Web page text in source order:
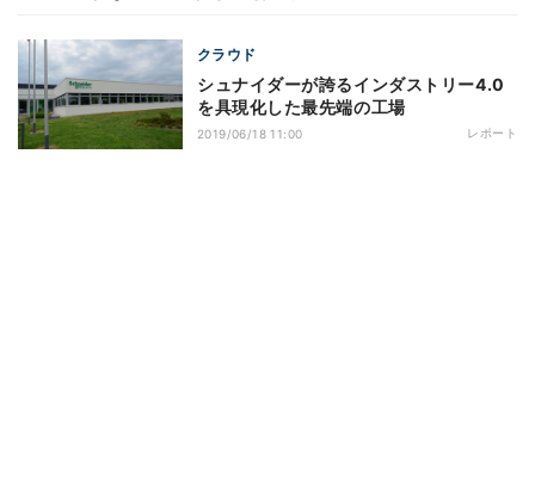
クラウド
シュナイダーが誇るインダストリー4.0
を具現化した最先端の工場
2019/06/18 11:00 レポート